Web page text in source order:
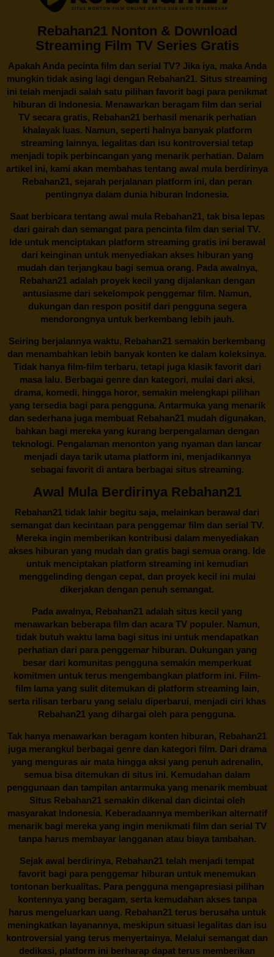
Rebahan21 Nonton & Download
Streaming Film TV Series Gratis
Apakah Anda pecinta film dan serial TV? Jika iya, maka Anda
mungkin tidak asing lagi dengan Rebahan21. Situs streaming
ini telah menjadi salah satu pilihan favorit bagi para penikmat
hiburan di Indonesia. Menawarkan beragam film dan serial
TV secara gratis, Rebahan21berhasil menarik perhatian
khalayak luas. Namun, seperti halnya banyak platform
streaming lainnya, legalitas dan isu kontroversial tetap
menjadi topik perbincangan yang menarik perhatian. Dalam
artikel ini, kami akan membahas tentang awal mula berdirinya
Rebahan21, sejarah perjalanan platform ini, dan peran
pentingnya dalam dunia hiburan Indonesia.
Saat berbicara tentang awal mula Rebahan21, tak bisa lepas
dari gairah dan semangat para pencinta film dan serial TV.
Ide untuk menciptakan platform streaming gratis ini berawal
dari keinginan untuk menyediakan akses hiburan yang
mudah dan terjangkau bagi semua orang. Pada awalnya,
Rebahan21 adalah proyek kecil yang dijalankan dengan
antusiasme dari sekelompok penggemar film. Namun,
dukungan dan respon positif dari pengguna segera
mendorongnya untuk berkembang lebih jauh.
Seiring berjalannya waktu, Rebahan21 semakin berkembang
dan menambahkan lebih banyak konten ke dalam koleksinya.
Tidak hanya film-film terbaru, tetapi juga klasik favorit dari
masa lalu. Berbagai genre dan kategori, mulai dari aksi,
drama, komedi, hingga horor, semakin melengkapi pilihan
yang tersedia bagi para pengguna. Antarmuka yang menarik
dan sederhana juga membuatRebahan21mudah digunakan,
bahkan bagi mereka yang kurang berpengalaman dengan
teknologi. Pengalaman menonton yang nyaman dan lancar
menjadi daya tarik utama platform ini, menjadikannya
sebagai favorit di antara berbagai situs streaming.
Awal Mula Berdirinya Rebahan21
Rebahan21 tidak lahir begitu saja, melainkan berawal dari
semangat dan kecintaan para penggemar film dan serial TV.
Mereka ingin memberikan kontribusi dalam menyediakan
akses hiburan yang mudah dan gratis bagi semua orang. Ide
untuk menciptakan platform streaming ini kemudian
menggelinding dengan cepat, dan proyek kecil ini mulai
dikerjakan dengan penuh semangat.
Pada awalnya, Rebahan21 adalah situs kecil yang
menawarkan beberapa film dan acara TV populer. Namun,
tidak butuh waktu lama bagi situs ini untuk mendapatkan
perhatian dari para penggemar hiburan. Dukungan yang
besar dari komunitas pengguna semakin memperkuat
komitmen untuk terus mengembangkan platform ini. Film-
film lama yang sulit ditemukan di platform streaming lain,
serta rilisan terbaru yang selalu diperbarui, menjadi ciri khas
Rebahan21 yang dihargai oleh para pengguna.
Tak hanya menawarkan beragam konten hiburan, Rebahan21
juga merangkul berbagai genre dan kategori film. Dari drama
yang menguras air mata hingga aksi yang penuh adrenalin,
semua bisa ditemukan di situs ini. Kemudahan dalam
penggunaan dan tampilan antarmuka yang menarik membuat
Situs Rebahan21semakin dikenal dan dicintai oleh
masyarakat Indonesia. Keberadaannya memberikan alternatif
menarik bagi mereka yang ingin menikmati film dan serial TV
tanpa harus membayar langganan atau biaya tambahan.
Sejak awal berdirinya, Rebahan21 telah menjadi tempat
favorit bagi para penggemar hiburan untuk menemukan
tontonan berkualitas. Para pengguna mengapresiasi pilihan
kontennya yang beragam, serta kemudahan akses tanpa
harus mengeluarkan uang. Rebahan21terus berusaha untuk
meningkatkan layanannya, meskipun situasi legalitas dan isu
kontroversial yang terus menyertainya. Melalui semangat dan
dedikasi, platform ini berharap dapat terus memberikan